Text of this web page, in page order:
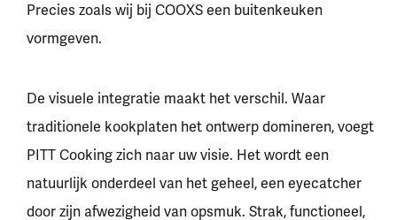
Precies zoals wij bij COOXS een buitenkeuken
vormgeven.
De visuele integratie maakt het verschil. Waar
traditionele kookplaten het ontwerp domineren, voegt
PITT Cooking zich naar uw visie. Het wordt een
natuurlijk onderdeel van het geheel, een eyecatcher
door zijn afwezigheid van opsmuk. Strak, functioneel,